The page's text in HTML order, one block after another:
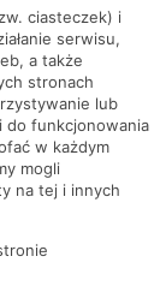
ciasteczek) i
serwisu,
a także
stronach
lub
do funkcjonowania
w każdym
mogli
na tej i innych